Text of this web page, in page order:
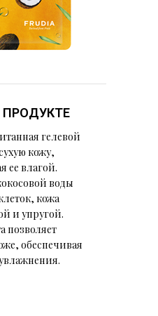
гелевой
кожу,
ее влагой.
воды
кожа
и упругой.
позволяет
обеспечивая